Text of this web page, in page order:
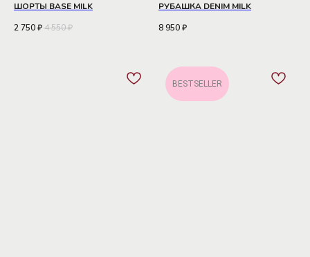
ШОРТЫ BASE MILK
2 750₽4 550₽
РУБАШКА DENIM MILK
8 950₽
BESTSELLER